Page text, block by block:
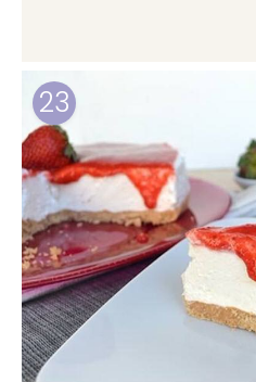
23